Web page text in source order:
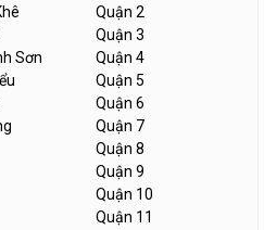
Sơn
Quận 2
Quận 3
Quận 4
Quận 5
Quận 6
Quận 7
Quận 8
Quận 9
Quận 10
Quận 11